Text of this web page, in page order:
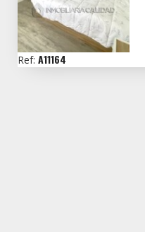
Ref: A11164